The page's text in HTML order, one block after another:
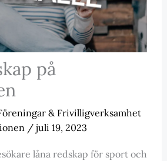
på
& Frivilligverksamhet
/ juli 19, 2023
låna redskap för sport och